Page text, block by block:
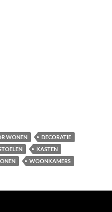
WONEN
DECORATIE
KASTEN
WOONKAMERS